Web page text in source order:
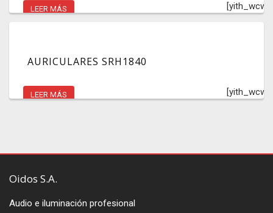
LEER MÁS
AURICULARES SRH1840
LEER MÁS
Oidos S.A.
Audio e iluminación profesional